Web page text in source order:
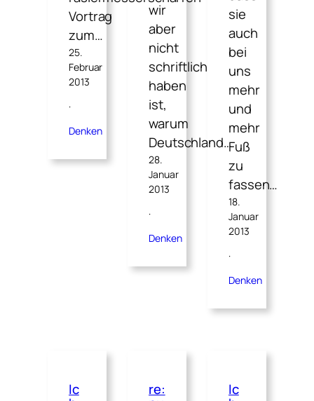
Vortrag
zum…
25.
Februar
2013
·
Denken
wir
aber
nicht
schriftlich
haben
ist,
warum
Deutschland…
28.
Januar
2013
·
Denken
sie
auch
bei
uns
mehr
und
mehr
Fuß
zu
fassen…
18.
Januar
2013
·
Denken
Ic re: Ic